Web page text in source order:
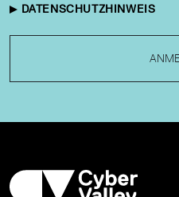
DATENSCHUTZHINWEIS